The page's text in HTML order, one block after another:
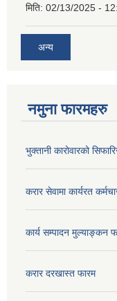
मिति: 02/13/2025 -
अन्य
नमुना फारमहरु
भुक्तानी कारोवारको
करार सेवामा कार्यरत
कार्य सम्पादन मुल्याङ्कन
करार दरखास्त फारम